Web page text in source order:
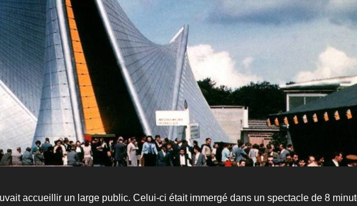
accueillir un large public. Celui-ci était immergé dans un spectacle de 8